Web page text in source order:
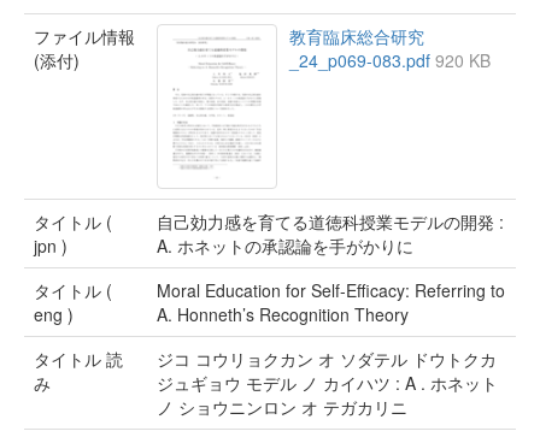
ファイル情報
(添付)
教育臨床総合研究
_24_p069-083.pdf 920 KB
タイトル (
jpn )
自己効力感を育てる道徳科授業モデルの開発 :
A. ホネットの承認論を手がかりに
タイトル (
eng )
Moral Education for Self-Efficacy: Referring to
A. Honneth’s Recognition Theory
タイトル 読
み
ジコ コウリョクカン オ ソダテル ドウトクカ
ジュギョウ モデル ノ カイハツ : A . ホネット
ノ ショウニンロン オ テガカリニ